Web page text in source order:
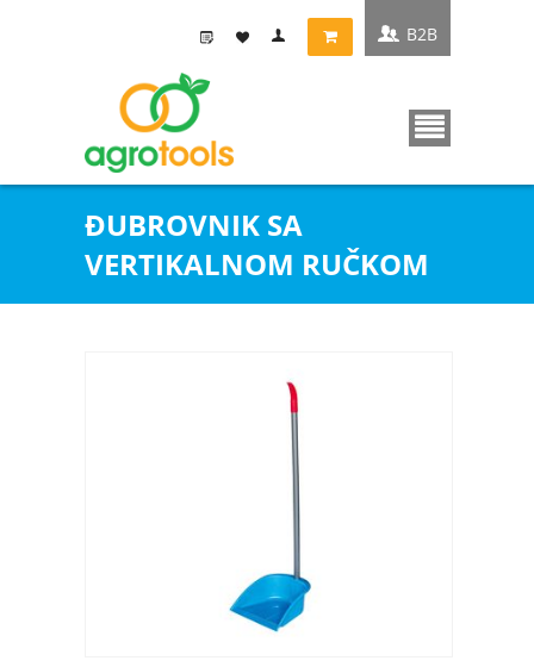
ÐUBROVNIK SA
VERTIKALNOM RUČKOM
B2B